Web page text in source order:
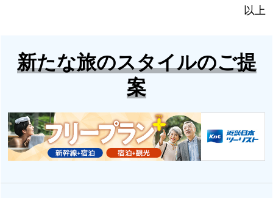
以上
新たな旅のスタイルのご提
案